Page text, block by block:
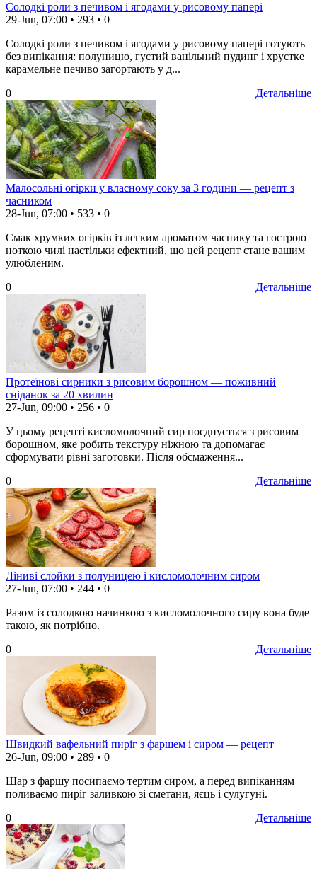
Солодкі роли з печивом і ягодами у рисовому папері
29-Jun, 07:00 • 293 • 0
Солодкі роли з печивом і ягодами у рисовому папері готують
без випікання: полуницю, густий ванільний пудинг і хрустке
карамельне печиво загортають у д...
Детальніше
0
Малосольні огірки у власному соку за 3 години — рецепт з
часником
28-Jun, 07:00 • 533 • 0
Смак хрумких огірків із легким ароматом часнику та гострою
ноткою чилі настільки ефектний, що цей рецепт стане вашим
улюбленим.
Детальніше
0
Протеїнові сирники з рисовим борошном — поживний
сніданок за 20 хвилин
27-Jun, 09:00 • 256 • 0
У цьому рецепті кисломолочний сир поєднується з рисовим
борошном, яке робить текстуру ніжною та допомагає
сформувати рівні заготовки. Після обсмаження...
Детальніше
0
Ліниві слойки з полуницею і кисломолочним сиром
27-Jun, 07:00 • 244 • 0
Разом із солодкою начинкою з кисломолочного сиру вона буде
такою, як потрібно.
Детальніше
0
Швидкий вафельний пиріг з фаршем і сиром — рецепт
26-Jun, 09:00 • 289 • 0
Шар з фаршу посипаємо тертим сиром, а перед випіканням
поливаємо пиріг заливкою зі сметани, яєць і сулугуні.
Детальніше
0